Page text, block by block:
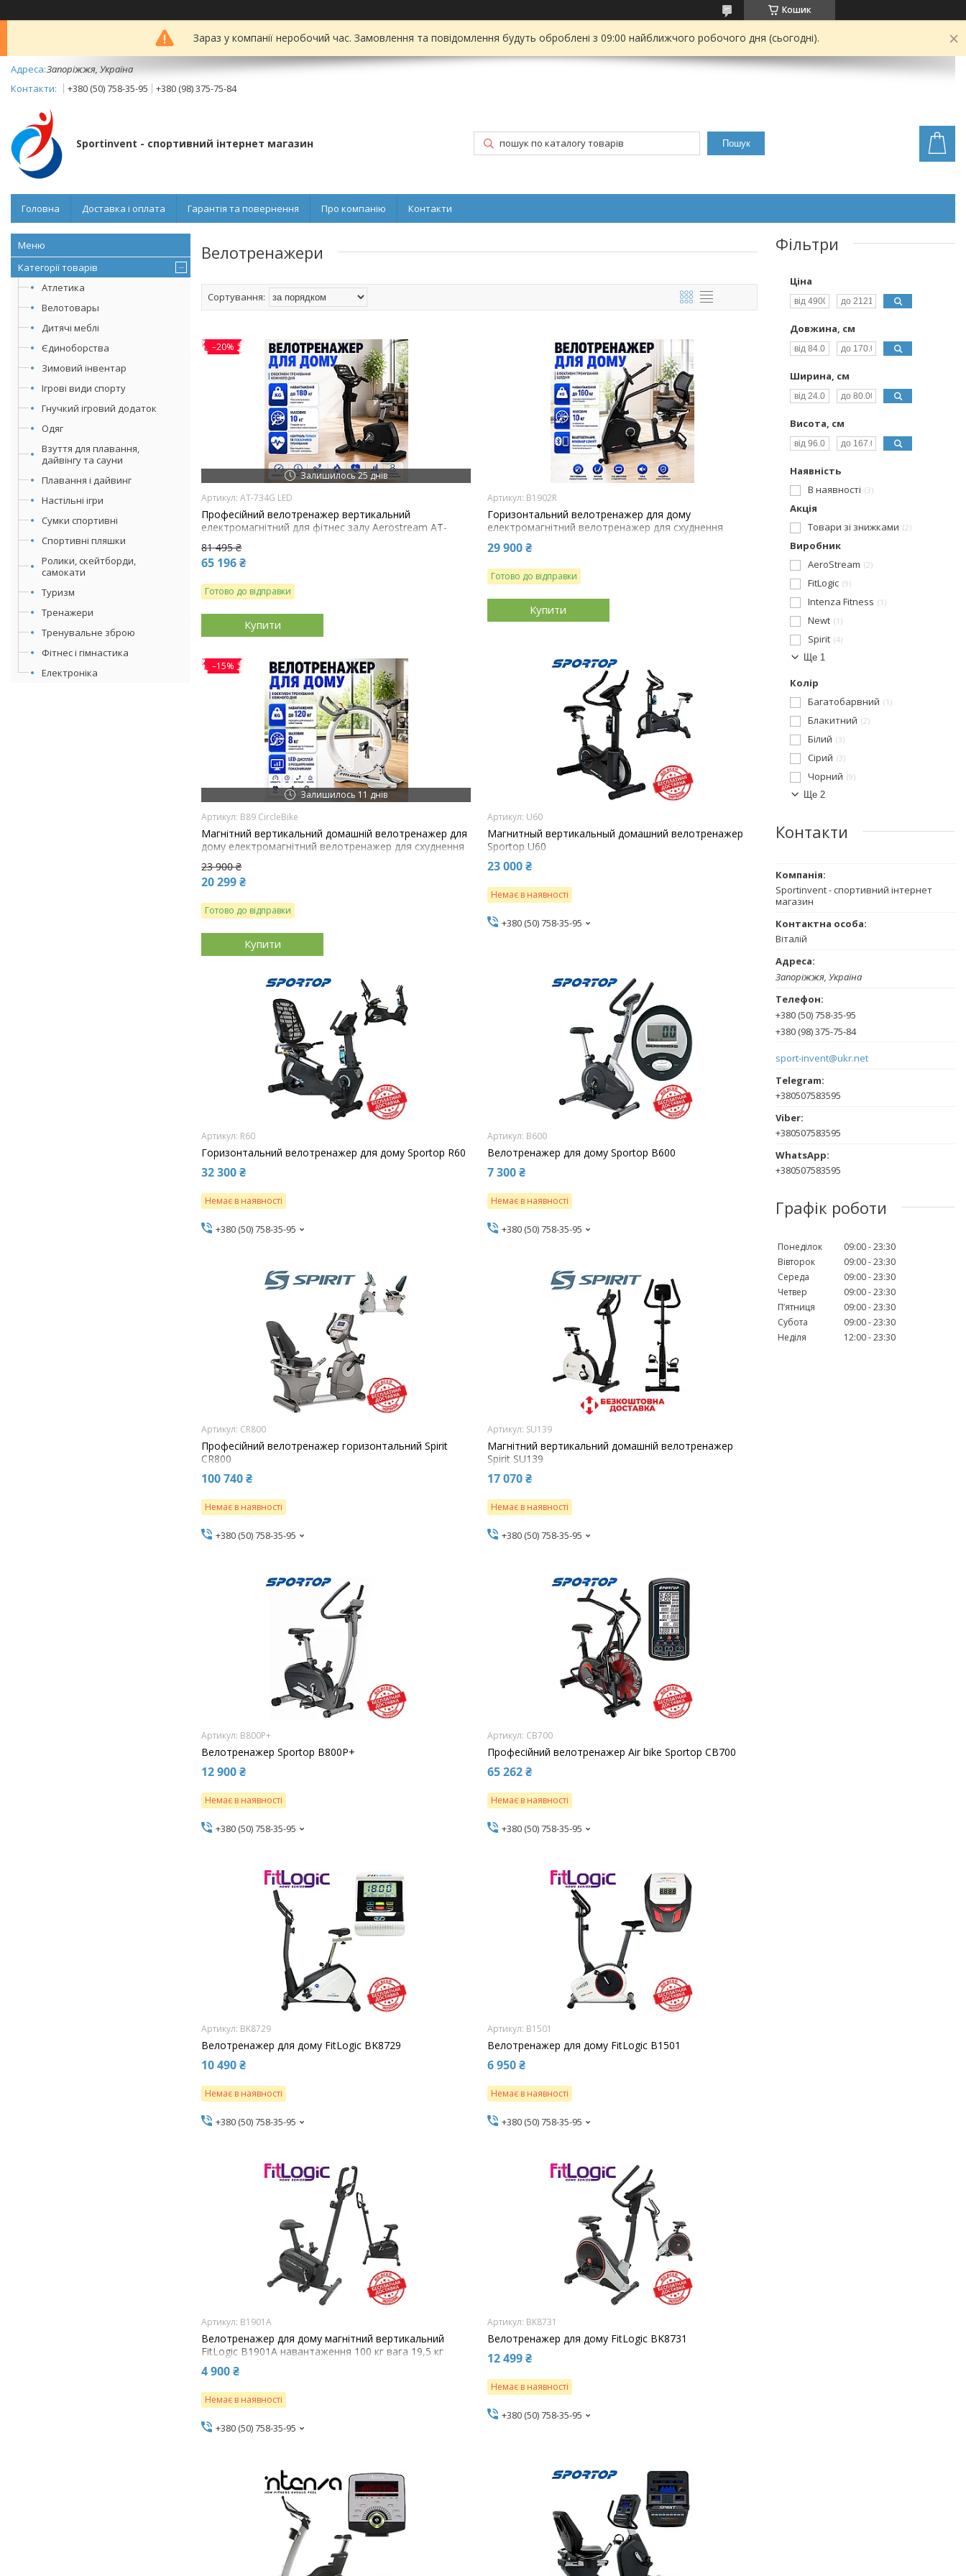
Кошик
Зараз у компанії неробочий час. Замовлення та повідомлення будуть оброблені з 09:00 найближчого робочого дня (сьогодні).
Запоріжжя, Україна
+380 (50) 758-35-95
+380 (98) 375-75-84
Sportinvent - спортивний інтернет магазин Пошук
Головна Доставка і оплата Гарантія та повернення Про компанію Контакти
Категорії товарів
Атлетика
Велотовары
Дитячі меблі
Єдиноборства
Зимовий інвентар
Ігрові види спорту
Гнучкий ігровий додаток
Одяг
Взуття для плавання,
дайвінгу та сауни
Плавання і дайвинг
Настільні ігри
Сумки спортивні
Спортивні пляшки
Ролики, скейтборди,
самокати
Туризм
Тренажери
Тренувальне зброю
Фітнес і гімнастика
Електроніка
Велотренажери
–20%
Залишилось 25 днів
AT-734G LED
Професійний велотренажер вертикальний
електромагнітний для фітнес залу Aerostream AT-
81 495 ₴
65 196 ₴
Готово до відправки
Купити
B1902R
Горизонтальний велотренажер для дому
електромагнітний велотренажер для схуднення
FitLogic B1902R чорний
29 900 ₴
Готово до відправки
Купити
–15%
Залишилось 11 днів
B89 CircleBike
Магнітний вертикальний домашній велотренажер для
дому електромагнітний велотренажер для схуднення
23 900 ₴
20 299 ₴
Готово до відправки
Купити
U60
Магнитный вертикальный домашний велотренажер
Sportop U60
23 000 ₴
Немає в наявності
+380 (50) 758-35-95
R60
Горизонтальний велотренажер для дому Sportop R60
32 300 ₴
Немає в наявності
+380 (50) 758-35-95
B600
Велотренажер для дому Sportop B600
7 300 ₴
Немає в наявності
+380 (50) 758-35-95
CR800
Професійний велотренажер горизонтальний Spirit
CR800
100 740 ₴
Немає в наявності
+380 (50) 758-35-95
SU139
Магнітний вертикальний домашній велотренажер
Spirit SU139
17 070 ₴
Немає в наявності
+380 (50) 758-35-95
B800P+
Велотренажер Sportop B800P+
12 900 ₴
Немає в наявності
+380 (50) 758-35-95
CB700
Професійний велотренажер Air bike Sportop CB700
65 262 ₴
Немає в наявності
+380 (50) 758-35-95
BK8729
Велотренажер для дому FitLogic BK8729
10 490 ₴
Немає в наявності
+380 (50) 758-35-95
B1501
Велотренажер для дому FitLogic B1501
6 950 ₴
Немає в наявності
+380 (50) 758-35-95
B1901A
Велотренажер для дому магнітний вертикальний
FitLogic B1901A навантаження 100 кг вага 19,5 кг
4 900 ₴
Немає в наявності
+380 (50) 758-35-95
BK8731
Велотренажер для дому FitLogic BK8731
12 499 ₴
Немає в наявності
+380 (50) 758-35-95
Фільтри
Ціна
Довжина, см
Ширина, см
Висота, см
Наявність
В наявності
3
Акція
Товари зі знижками
2
Виробник
AeroStream
2
FitLogic 9
Intenza Fitness 1
Newt 1
Spirit 4
Ще 1
Колір
Багатобарвний
1
Блакитний 2
Білий 3
Сірий 3
Чорний 9
Ще 2
Контакти
Sportinvent - спортивний інтернет
магазин
Віталій
Запоріжжя, Україна
+380 (50) 758-35-95
+380 (98) 375-75-84
sport-invent@ukr.net
+380507583595
+380507583595
+380507583595
Графік роботи
Понеділок 09:00 23:30
Вівторок
09:00 23:30
Середа
09:00 23:30
Четвер
09:00 23:30
Пʼятниця
09:00 23:30
Субота
09:00 23:30
Неділя
12:00 23:30